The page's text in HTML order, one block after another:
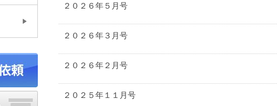
２０２６年５月号
２０２６年３月号
２０２６年２月号
２０２５年１１月号